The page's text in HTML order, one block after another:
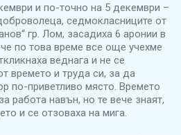
и по-точно на 5 декември –
седмокласниците от
гр. Лом, засадиха 6 аронии в
по това време все още учехме
веднага и не се
времето и труда си, за да
по-приветливо място. Времето
работа навън, но те вече знаят,
и се отзоваха на мига.